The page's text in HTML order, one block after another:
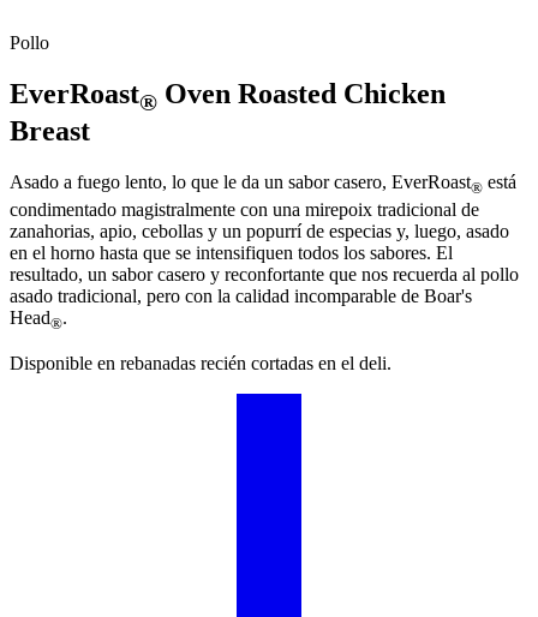
Pollo
EverRoast® Oven Roasted Chicken
Breast
Asado a fuego lento, lo que le da un sabor casero, EverRoast® está
condimentado magistralmente con una mirepoix tradicional de
zanahorias, apio, cebollas y un popurrí de especias y, luego, asado
en el horno hasta que se intensifiquen todos los sabores. El
resultado, un sabor casero y reconfortante que nos recuerda al pollo
asado tradicional, pero con la calidad incomparable de Boar's
Head®.
Disponible en rebanadas recién cortadas en el deli.